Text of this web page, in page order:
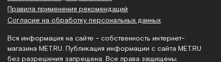
Правила применения рекомендаций
Согласие на обработку персональных данных
Вся информация на сайте – собственность интернет-
магазина MET.RU. Публикация информации с сайта MET.RU
без разрешения запрещена. Все права защищены.